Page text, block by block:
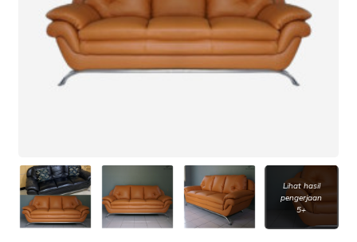
Lihat hasil
pengerjaan
5+